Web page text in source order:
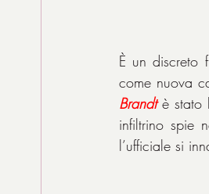
È un discreto
come nuova
Brandt è stato
infiltrino spie
l’ufficiale si